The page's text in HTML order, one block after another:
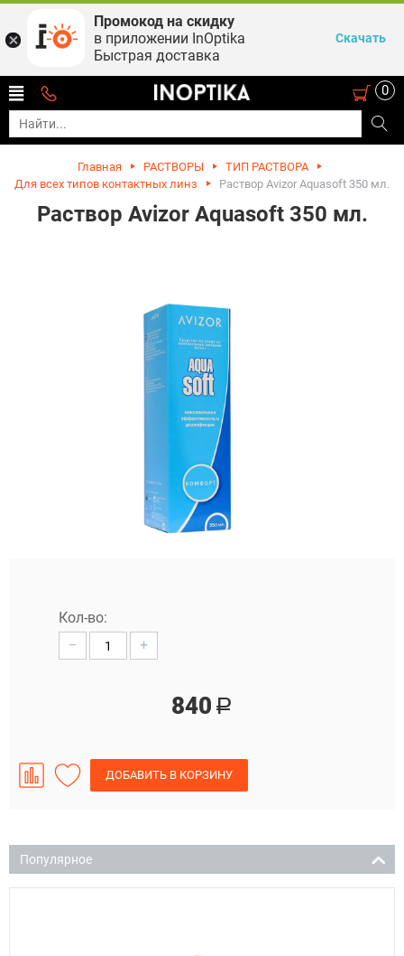
0
Главная РАСТВОРЫ
ТИП РАСТВОРА
Для всех типов контактных линз
Раствор Avizor Aquasoft 350 мл.
Раствор Avizor Aquasoft 350 мл.
Кол-во:
−
+
840 Р
ДОБАВИТЬ В КОРЗИНУ
Популярное
Промокод на скидку
в приложении InOptika
Быстрая доставка
Скачать